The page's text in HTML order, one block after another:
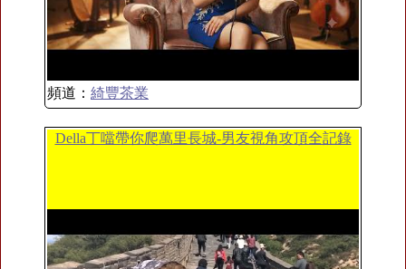
頻道： 綺豐茶業
Della丁噹帶你爬萬里長城-男友視角攻頂全記錄